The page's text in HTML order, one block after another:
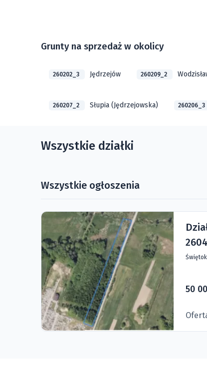
Grunty na sprzedaż w okolicy
260202_3 Jędrzejów 260209_2
260207_2 Słupia (Jędrzejowska) 260206_3
Wszystkie działki
Wszystkie ogłoszenia
50